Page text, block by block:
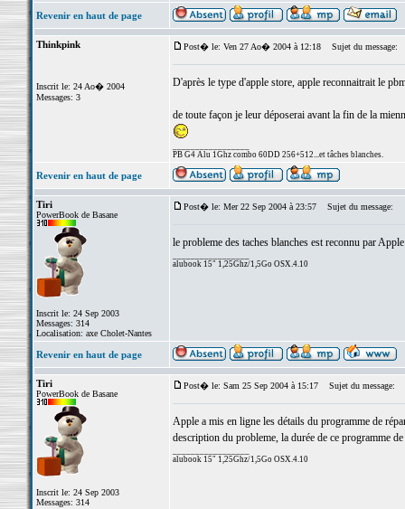
Revenir en haut de page
Thinkpink
Inscrit le: 24 Ao� 2004
Messages: 3
Post� le: Ven 27 Ao� 2004 à 12:18 Sujet du message:
D'après le type d'apple store, apple reconnaitrait le
de toute façon je leur déposerai avant la fin de la
PB G4 Alu 1Ghz combo 60DD 256+512...et tâches blanches.
Revenir en haut de page
Tiri
PowerBook de Basane
Inscrit le: 24 Sep 2003
Messages: 314
Localisation: axe Cholet-Nantes
Post� le: Mer 22 Sep 2004 à 23:57 Sujet du message:
le probleme des taches blanches est reconnu par
alubook 15" 1,25Ghz/1,5Go OSX.4.10
Revenir en haut de page
Tiri
PowerBook de Basane
Inscrit le: 24 Sep 2003
Messages: 314
Post� le: Sam 25 Sep 2004 à 15:17 Sujet du message:
Apple a mis en ligne les détails du programme de
description du probleme, la durée de ce programme
alubook 15" 1,25Ghz/1,5Go OSX.4.10